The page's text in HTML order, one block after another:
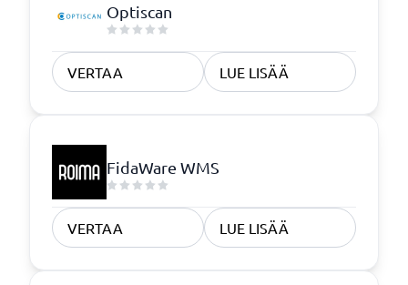
Optiscan
VERTAA LUE LISÄÄ
FidaWare WMS
VERTAA LUE LISÄÄ